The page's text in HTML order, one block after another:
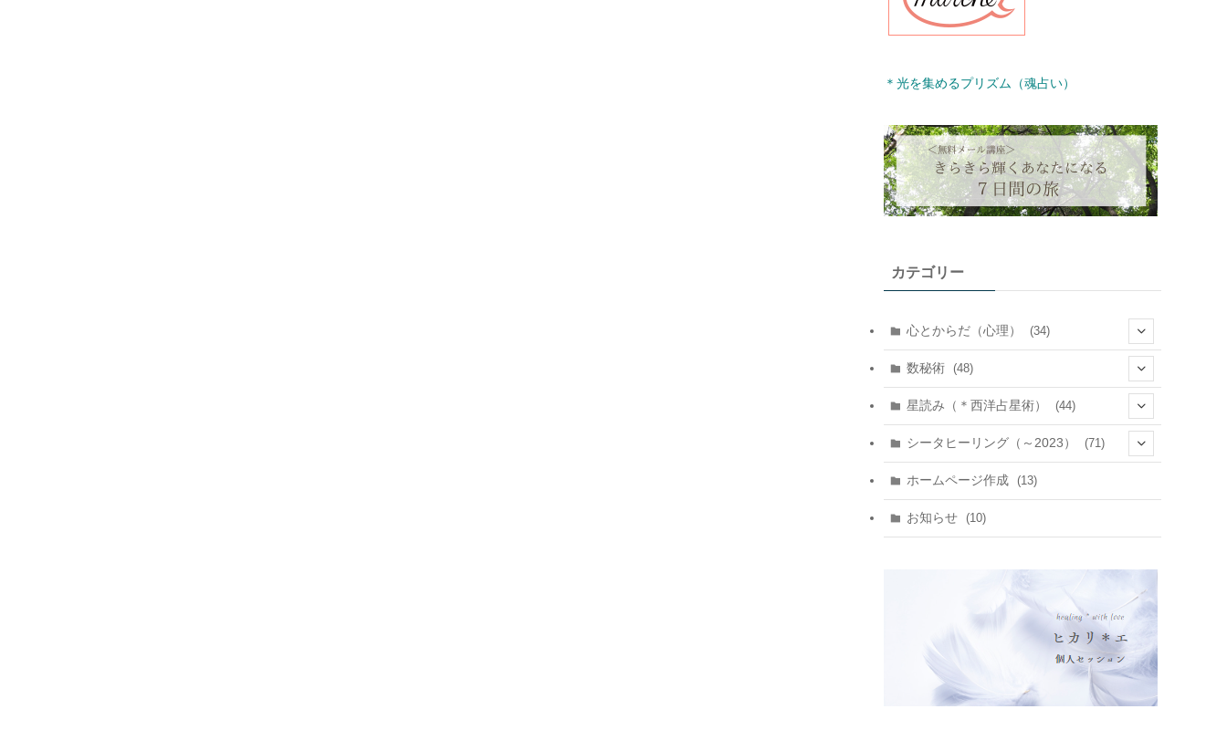
＊光を集めるプリズム（魂占い）
カテゴリー
心とからだ（心理） (34)
(1)
(1)
(22)
(11)
(7)
(4)
(1)
(7)
数秘術 (48)
(11)
(10)
(15)
星読み（＊西洋占星術） (44)
(11)
(8)
シータヒーリング（～2023） (71)
(14)
(18)
ホームページ作成 (13)
お知らせ (10)